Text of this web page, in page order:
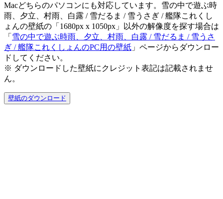
Macどちらのパソコンにも対応しています。雪の中で遊ぶ時
雨、夕立、村雨、白露 / 雪だるま / 雪うさぎ / 艦隊これくし
ょんの壁紙の「1680px x 1050px」以外の解像度を探す場合は
「 雪の中で遊ぶ時雨、夕立、村雨、白露 / 雪だるま / 雪うさ
ぎ / 艦隊これくしょんのPC用の壁紙 」ページからダウンロー
ドしてください。
※ ダウンロードした壁紙に クレジット表記は記載されませ
ん。
壁紙のダウンロード